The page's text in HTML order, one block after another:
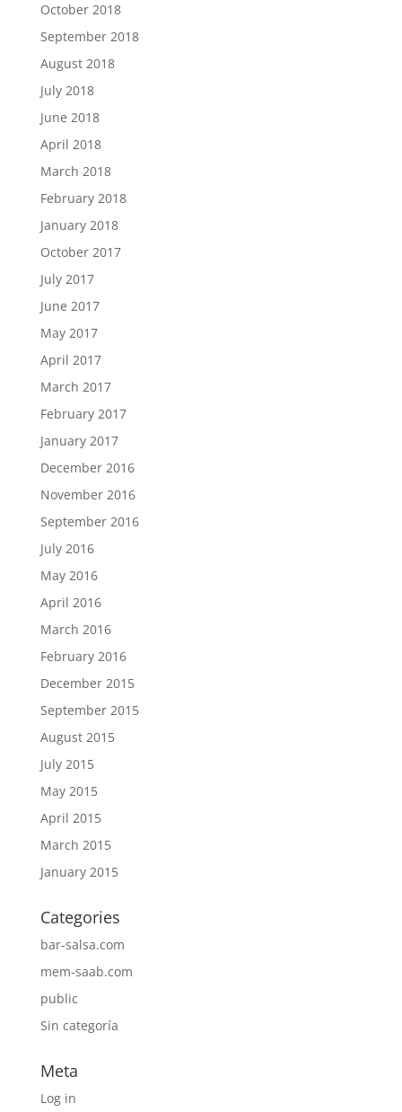
October 2018
September 2018
August 2018
July 2018
June 2018
April 2018
March 2018
February 2018
January 2018
October 2017
July 2017
June 2017
May 2017
April 2017
March 2017
February 2017
January 2017
December 2016
November 2016
September 2016
July 2016
May 2016
April 2016
March 2016
February 2016
December 2015
September 2015
August 2015
July 2015
May 2015
April 2015
March 2015
January 2015
Categories
bar-salsa.com
mem-saab.com
public
Sin categoría
Meta
Log in